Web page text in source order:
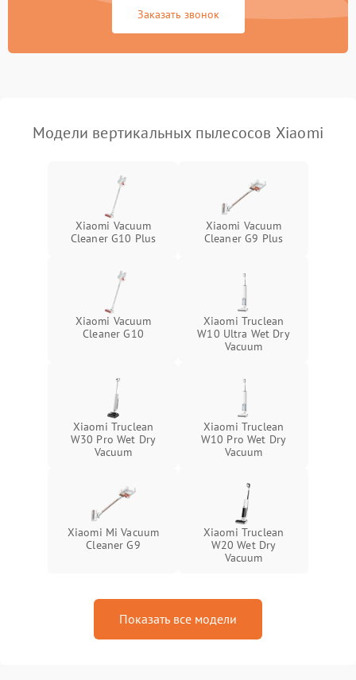
Неисправность системы
1000 ₽
Поломка системы
управления
1500 ₽ Подробнее →
освещения (если есть)
Подробнее →
Повреждение внутренних
проводов
Подробнее →
Поломка системы защиты
Повреждение системы
Подробнее →
Заказать звонок
Модели вертикальных пылесосов Xiaomi
Xiaomi Vacuum
Cleaner G10 Plus
Xiaomi Vacuum
Cleaner G9 Plus
Xiaomi Vacuum
Cleaner G10
Xiaomi Truclean
W10 Ultra Wet Dry
Vacuum
Xiaomi Truclean
W30 Pro Wet Dry
Vacuum
Xiaomi Truclean
W10 Pro Wet Dry
Vacuum
Xiaomi Mi Vacuum
Cleaner G9
Xiaomi Truclean
W20 Wet Dry
Vacuum
Показать все модели